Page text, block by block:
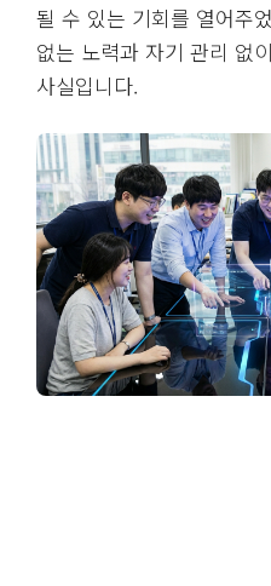
될 수 있는 기회를 열어주
없는 노력과 자기 관리 없
사실입니다.